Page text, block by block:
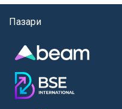
Пазари